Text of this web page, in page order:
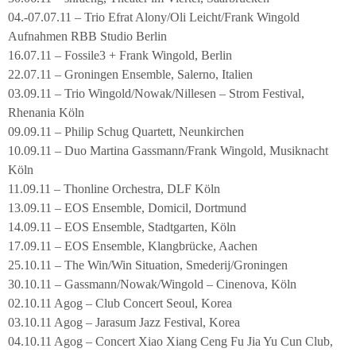
04.-07.07.11 – Trio Efrat Alony/Oli Leicht/Frank Wingold
Aufnahmen RBB Studio Berlin
16.07.11 – Fossile3 + Frank Wingold, Berlin
22.07.11 – Groningen Ensemble, Salerno, Italien
03.09.11 – Trio Wingold/Nowak/Nillesen – Strom Festival,
Rhenania Köln
09.09.11 – Philip Schug Quartett, Neunkirchen
10.09.11 – Duo Martina Gassmann/Frank Wingold, Musiknacht
Köln
11.09.11 – Thonline Orchestra, DLF Köln
13.09.11 – EOS Ensemble, Domicil, Dortmund
14.09.11 – EOS Ensemble, Stadtgarten, Köln
17.09.11 – EOS Ensemble, Klangbrücke, Aachen
25.10.11 – The Win/Win Situation, Smederij/Groningen
30.10.11 – Gassmann/Nowak/Wingold – Cinenova, Köln
02.10.11 Agog – Club Concert Seoul, Korea
03.10.11 Agog – Jarasum Jazz Festival, Korea
04.10.11 Agog – Concert Xiao Xiang Ceng Fu Jia Yu Cun Club,